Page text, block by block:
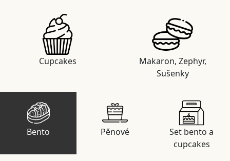
Cupcakes
Makaron, Zephyr,
Sušenky
Bento Pěnové
Set bento a
cupcakes